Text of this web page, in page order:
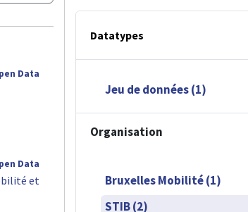
Data
Data
et
Datatypes
Jeu de données (1)
Organisation
Bruxelles Mobilité (1)
STIB (2)